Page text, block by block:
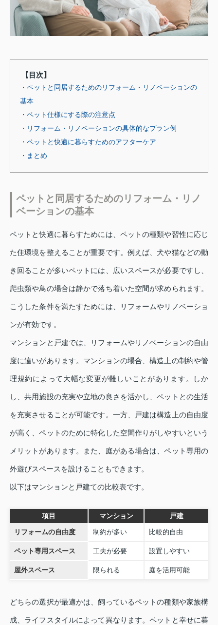
【目次】
・ペットと同居するためのリフォーム・リノベーションの
基本
・ペット仕様にする際の注意点
・リフォーム・リノベーションの具体的なプラン例
・ペットと快適に暮らすためのアフターケア
・まとめ
ペットと同居するためのリフォーム・リノ
ベーションの基本
ペットと快適に暮らすためには、ペットの種類や習性に応じ
た住環境を整えることが重要です。例えば、犬や猫などの動
き回ることが多いペットには、広いスペースが必要ですし、
爬虫類や鳥の場合は静かで落ち着いた空間が求められます。
こうした条件を満たすためには、リフォームやリノベーショ
ンが有効です。
マンションと戸建では、リフォームやリノベーションの自由
度に違いがあります。マンションの場合、構造上の制約や管
理規約によって大幅な変更が難しいことがあります。しか
し、共用施設の充実や立地の良さを活かし、ペットとの生活
を充実させることが可能です。一方、戸建は構造上の自由度
が高く、ペットのために特化した空間作りがしやすいという
メリットがあります。また、庭がある場合は、ペット専用の
外遊びスペースを設けることもできます。
以下はマンションと戸建ての比較表です。
項目 マンション 戸建
リフォームの自由度 制約が多い 比較的自由
ペット専用スペース 工夫が必要 設置しやすい
屋外スペース 限られる 庭を活用可能
どちらの選択が最適かは、飼っているペットの種類や家族構
成、ライフスタイルによって異なります。ペットと幸せに暮